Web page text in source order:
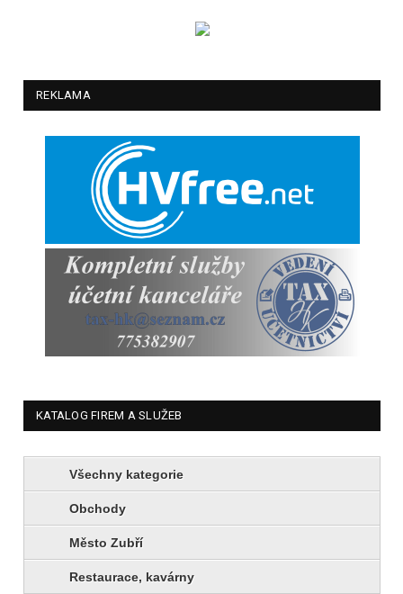
REKLAMA
KATALOG FIREM A SLUŽEB
Všechny kategorie
Obchody
Město Zubří
Restaurace, kavárny